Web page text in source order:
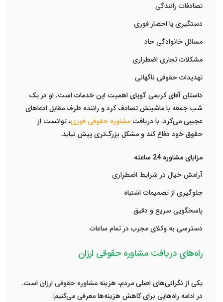
تصادفات رانندگی
دستگیری یا احضار فوری
مسائل خانوادگی حاد
مشکلات تجاری اضطراری
تهدیدات حقوقی ناگهانی
داستان آقای کریمی گویای اهمیت این خدمات است. او در یک
شب جمعه با ماشینش تصادف کرد و راننده طرف مقابل ادعاهای
عجیبی می‌کرد. با دریافت مشاوره حقوقی فوری، توانست از
حقوق خود دفاع کند و مشکل بزرگ‌تری پیش نیاید.
مزایای مشاوره 24 ساعته
آرامش خیال در شرایط اضطراری
جلوگیری از تصمیمات اشتباه
پاسخگویی سریع و دقیق
دسترسی به وکلای مجرب در تمام ساعات
راه‌های دریافت مشاوره حقوقی ارزان
یکی از نگرانی‌های اصلی مردم، هزینه مشاوره حقوقی ارزاناست.
در ادامه راه‌هایی برای کاهش هزینه‌ها معرفی می‌کنیم: